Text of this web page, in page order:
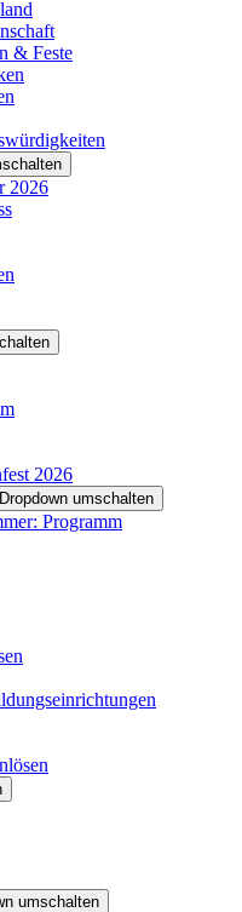
& Feste
2026
2026
Dropdown umschalten
Programm
umschalten